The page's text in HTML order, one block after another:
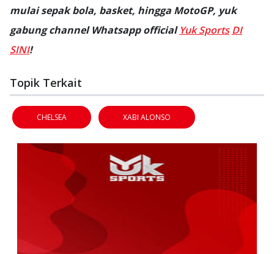
mulai sepak bola, basket, hingga MotoGP, yuk
gabung channel Whatsapp official Yuk Sports DI
SINI!
Topik Terkait
CHELSEA XABI ALONSO